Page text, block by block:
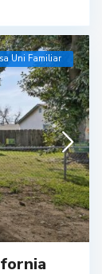
Uni Familiar